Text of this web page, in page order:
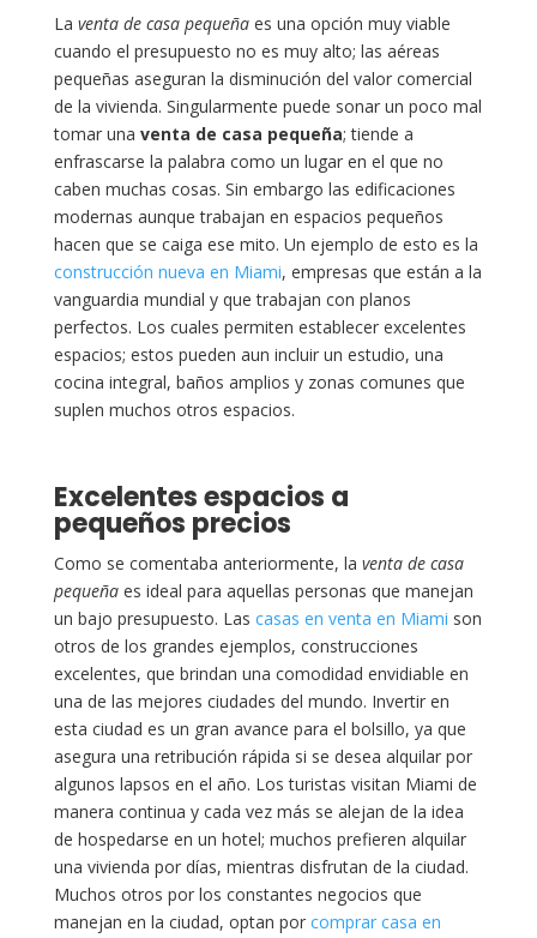
La venta de casa pequeñaes una opción muy viable
cuando el presupuesto no es muy alto; las aéreas
pequeñas aseguran la disminución del valor comercial
de la vivienda. Singularmente puede sonar un poco mal
tomar una venta de casa pequeña; tiende a
enfrascarse la palabra como un lugar en el que no
caben muchas cosas. Sin embargo las edificaciones
modernas aunque trabajan en espacios pequeños
hacen que se caiga ese mito. Un ejemplo de esto es la
construcción nueva en Miami, empresas que están a la
vanguardia mundial y que trabajan con planos
perfectos. Los cuales permiten establecer excelentes
espacios; estos pueden aun incluir un estudio, una
cocina integral, baños amplios y zonas comunes que
suplen muchos otros espacios.
Excelentes espacios a
pequeños precios
Como se comentaba anteriormente, la venta de casa
pequeñaes ideal para aquellas personas que manejan
un bajo presupuesto. Las casas en venta en Miami son
otros de los grandes ejemplos, construcciones
excelentes, que brindan una comodidad envidiable en
una de las mejores ciudades del mundo. Invertir en
esta ciudad es un gran avance para el bolsillo, ya que
asegura una retribución rápida si se desea alquilar por
algunos lapsos en el año. Los turistas visitan Miami de
manera continua y cada vez más se alejan de la idea
de hospedarse en un hotel; muchos prefieren alquilar
una vivienda por días, mientras disfrutan de la ciudad.
Muchos otros por los constantes negocios que
manejan en la ciudad, optan por comprar casa en